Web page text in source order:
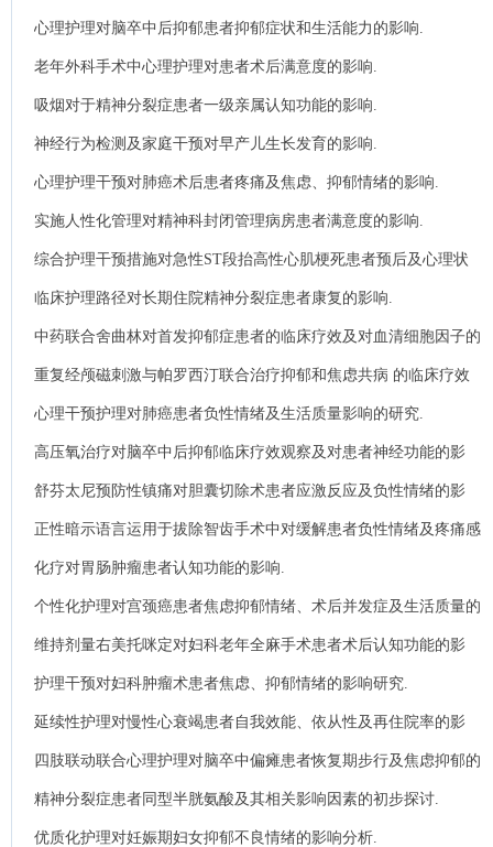
心理护理对脑卒中后抑郁患者抑郁症状和生活能力的影响.
老年外科手术中心理护理对患者术后满意度的影响.
吸烟对于精神分裂症患者一级亲属认知功能的影响.
神经行为检测及家庭干预对早产儿生长发育的影响.
心理护理干预对肺癌术后患者疼痛及焦虑、抑郁情绪的影响.
实施人性化管理对精神科封闭管理病房患者满意度的影响.
综合护理干预措施对急性ST段抬高性心肌梗死患者预后及心理状
态的影响研究.
临床护理路径对长期住院精神分裂症患者康复的影响.
中药联合舍曲林对首发抑郁症患者的临床疗效及对血清细胞因子的
影响.
重复经颅磁刺激与帕罗西汀联合治疗抑郁和焦虑共病 的临床疗效
及其对认知功能影响.
心理干预护理对肺癌患者负性情绪及生活质量影响的研究.
高压氧治疗对脑卒中后抑郁临床疗效观察及对患者神经功能的影
响.
舒芬太尼预防性镇痛对胆囊切除术患者应激反应及负性情绪的影
响.
正性暗示语言运用于拔除智齿手术中对缓解患者负性情绪及疼痛感
的影响探析.
化疗对胃肠肿瘤患者认知功能的影响.
个性化护理对宫颈癌患者焦虑抑郁情绪、术后并发症及生活质量的
影响.
维持剂量右美托咪定对妇科老年全麻手术患者术后认知功能的影
响.
护理干预对妇科肿瘤术患者焦虑、抑郁情绪的影响研究.
延续性护理对慢性心衰竭患者自我效能、依从性及再住院率的影
响.
四肢联动联合心理护理对脑卒中偏瘫患者恢复期步行及焦虑抑郁的
影响.
精神分裂症患者同型半胱氨酸及其相关影响因素的初步探讨.
优质化护理对妊娠期妇女抑郁不良情绪的影响分析.